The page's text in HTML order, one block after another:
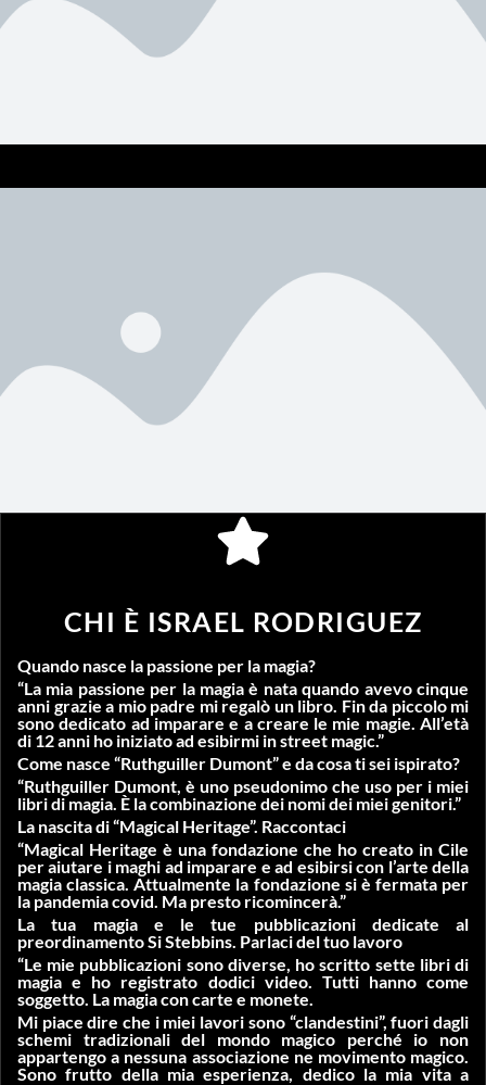
CHI È ISRAEL RODRIGUEZ
Quando nasce la passione per la magia?
“La mia passione per la magia è nata quando avevo cinque
anni grazie a mio ​​padre mi regalò un libro. Fin da piccolo mi
sono dedicato ad imparare e a creare le mie magie. All’età
di 12 anni ho iniziato ad esibirmi in street magic.”
Come nasce “Ruthguiller Dumont” e da cosa ti sei ispirato?
“Ruthguiller Dumont, è uno pseudonimo che uso per i miei
libri di magia. È la combinazione dei nomi dei miei genitori.”
La nascita di “Magical Heritage”. Raccontaci
“Magical Heritage è una fondazione che ho creato in Cile
per aiutare i maghi ad imparare e ad esibirsi con l’arte della
magia classica. Attualmente la fondazione si è fermata per
la pandemia covid. Ma presto ricomincerà.”
La tua magia e le tue pubblicazioni dedicate al
preordinamento Si Stebbins. Parlaci del tuo lavoro
“Le mie pubblicazioni sono diverse, ho scritto sette libri di
magia e ho registrato dodici video. Tutti hanno come
soggetto. La magia con carte e monete.
Mi piace dire che i miei lavori sono “clandestini”, fuori dagli
schemi tradizionali del mondo magico perché io non
appartengo a nessuna associazione ne movimento magico.
Sono frutto della mia esperienza, dedico la mia vita a